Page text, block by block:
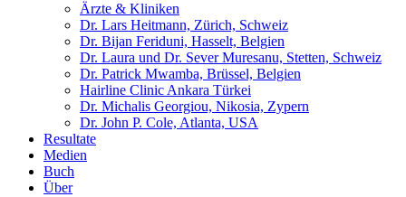
Ärzte & Kliniken
Dr. Lars Heitmann, Zürich, Schweiz
Dr. Bijan Feriduni, Hasselt, Belgien
Dr. Laura und Dr. Sever Muresanu, Stetten, Schweiz
Dr. Patrick Mwamba, Brüssel, Belgien
Hairline Clinic Ankara Türkei
Dr. Michalis Georgiou, Nikosia, Zypern
Dr. John P. Cole, Atlanta, USA
Resultate
Medien
Buch
Über